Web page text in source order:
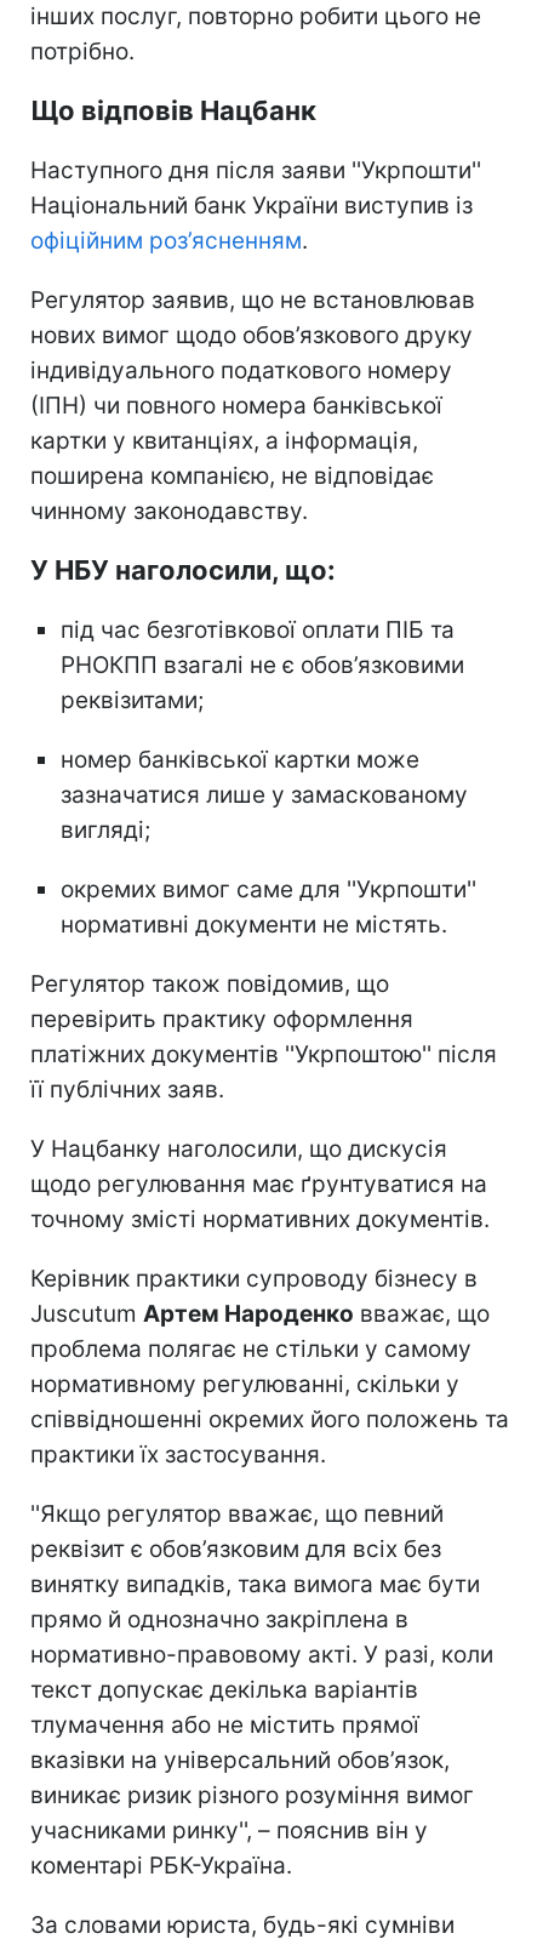
інших послуг, повторно робити цього не
потрібно.
Що відповів Нацбанк
Наступного дня після заяви ''Укрпошти''
Національний банк України виступив із
офіційним роз’ясненням.
Регулятор заявив, що не встановлював
нових вимог щодо обов’язкового друку
індивідуального податкового номеру
(ІПН) чи повного номера банківської
картки у квитанціях, а інформація,
поширена компанією, не відповідає
чинному законодавству.
У НБУ наголосили, що:
під час безготівкової оплати ПІБ та
РНОКПП взагалі не є обов’язковими
реквізитами;
номер банківської картки може
зазначатися лише у замаскованому
вигляді;
окремих вимог саме для ''Укрпошти''
нормативні документи не містять.
Регулятор також повідомив, що
перевірить практику оформлення
платіжних документів ''Укрпоштою'' після
її публічних заяв.
У Нацбанку наголосили, що дискусія
щодо регулювання має ґрунтуватися на
точному змісті нормативних документів.
Керівник практики супроводу бізнесу в
Juscutum Артем Народенко вважає, що
проблема полягає не стільки у самому
нормативному регулюванні, скільки у
співвідношенні окремих його положень та
практики їх застосування.
''Якщо регулятор вважає, що певний
реквізит є обов’язковим для всіх без
винятку випадків, така вимога має бути
прямо й однозначно закріплена в
нормативно-правовому акті. У разі, коли
текст допускає декілька варіантів
тлумачення або не містить прямої
вказівки на універсальний обов’язок,
виникає ризик різного розуміння вимог
учасниками ринку'', – пояснив він у
коментарі РБК-Україна.
За словами юриста, будь-які сумніви